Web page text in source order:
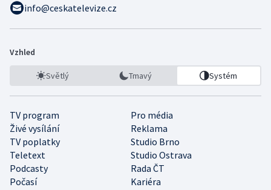
info@ceskatelevize.cz
Vzhled
Světlý Tmavý Systém
TV program
Pro média
Živé vysílání
Reklama
TV poplatky
Studio Brno
Teletext
Studio Ostrava
Podcasty
Rada ČT
Počasí
Kariéra